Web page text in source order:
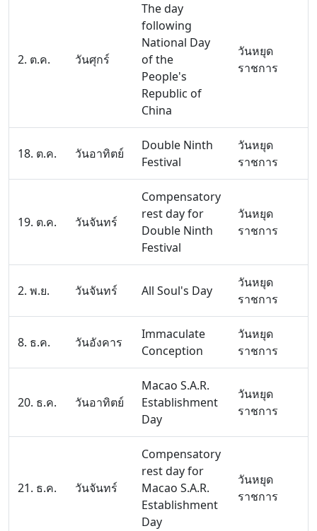
2. ต.ค. วันศุกร์
The day
following
National Day
of the
People's
Republic of
China
วันหยุด
ราชการ
18. ต.ค. วันอาทิตย์
Double Ninth
Festival
วันหยุด
ราชการ
19. ต.ค. วันจันทร์
Compensatory
rest day for
Double Ninth
Festival
วันหยุด
ราชการ
2. พ.ย. วันจันทร์ All Soul's Day
วันหยุด
ราชการ
8. ธ.ค. วันอังคาร
Immaculate
Conception
วันหยุด
ราชการ
20. ธ.ค. วันอาทิตย์
Macao S.A.R.
Establishment
Day
วันหยุด
ราชการ
21. ธ.ค. วันจันทร์
Compensatory
rest day for
Macao S.A.R.
Establishment
Day
วันหยุด
ราชการ